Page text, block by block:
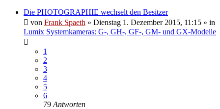
Die PHOTOGRAPHIE wechselt den Besitzer
von Frank Spaeth » Dienstag 1. Dezember 2015, 11:15 » in
Lumix Systemkameras: G-, GH-, GF-, GM- und GX-Modelle
1
2
3
4
5
6
79 Antworten